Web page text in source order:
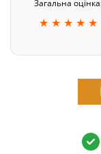
Загальна
★ ★ ★ ★ ★